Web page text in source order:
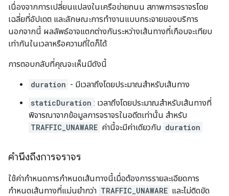
เนื่องจากการเปลี่ยนแปลงในเครือข่ายถนน สภาพการจราจรโดย
เฉลี่ยที่อัปเดต และลักษณะการทำงานแบบกระจายของบริการ
นอกจากนี้ ผลลัพธ์อาจแตกต่างกันระหว่างเส้นทางที่เกือบจะเทียบ
เท่ากันในเวลาหรือความถี่ใดก็ได้
การตอบกลับที่คุณจะเห็นมีดังนี้
duration - มีเวลาถึงโดยประมาณสำหรับเส้นทาง
staticDuration : เวลาถึงโดยประมาณสำหรับเส้นทางที่
พิจารณาจากข้อมูลการจราจรในอดีตเท่านั้น สำหรับ
TRAFFIC_UNAWARE ค่านี้จะมีค่าเดียวกับ duration
คำนึงถึงการจราจร
ใช้ค่ากำหนดการกำหนดเส้นทางนี้เมื่อต้องการรายละเอียดการ
กำหนดเส้นทางที่แม่นยำกว่า TRAFFIC_UNAWARE และไม่ติดขัด